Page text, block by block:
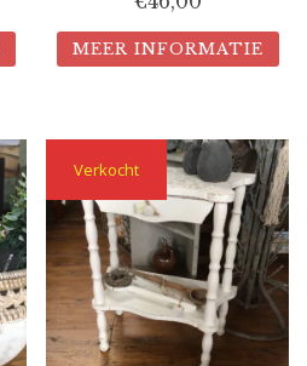
MEER INFORMATIE
Verkocht